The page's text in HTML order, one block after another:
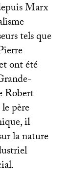
Marx
tels que
ont été
Robert
père
il
la nature